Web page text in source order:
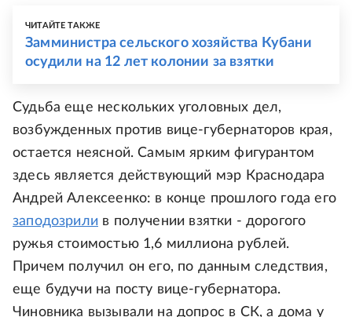
ЧИТАЙТЕ ТАКЖЕ
Замминистра сельского хозяйства Кубани
осудили на 12 лет колонии за взятки
Судьба еще нескольких уголовных дел,
возбужденных против вице-губернаторов края,
остается неясной. Самым ярким фигурантом
здесь является действующий мэр Краснодара
Андрей Алексеенко: в конце прошлого года его
заподозрили в получении взятки - дорогого
ружья стоимостью 1,6 миллиона рублей.
Причем получил он его, по данным следствия,
еще будучи на посту вице-губернатора.
Чиновника вызывали на допрос в СК, а дома у